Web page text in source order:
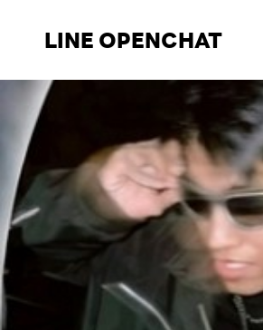
LINE OPENCHAT